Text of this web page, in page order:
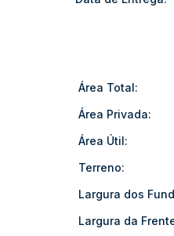
Área Total:
Área Privada:
Área Útil:
Terreno:
Largura dos
Largura da